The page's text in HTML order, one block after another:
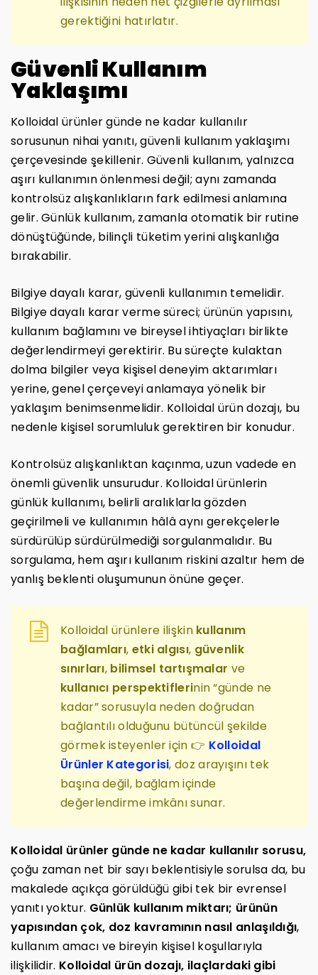
gerektiğini hatırlatır.
Güvenli Kullanım
Yaklaşımı
Kolloidal ürünler günde ne kadar kullanılır
sorusunun nihai yanıtı, güvenli kullanım yaklaşımı
çerçevesinde şekillenir. Güvenli kullanım, yalnızca
aşırı kullanımın önlenmesi değil; aynı zamanda
kontrolsüz alışkanlıkların fark edilmesi anlamına
gelir. Günlük kullanım, zamanla otomatik bir rutine
dönüştüğünde, bilinçli tüketim yerini alışkanlığa
bırakabilir.
Bilgiye dayalı karar, güvenli kullanımın temelidir.
Bilgiye dayalı karar verme süreci; ürünün yapısını,
kullanım bağlamını ve bireysel ihtiyaçları birlikte
değerlendirmeyi gerektirir. Bu süreçte kulaktan
dolma bilgiler veya kişisel deneyim aktarımları
yerine, genel çerçeveyi anlamaya yönelik bir
yaklaşım benimsenmelidir. Kolloidal ürün dozajı, bu
nedenle kişisel sorumluluk gerektiren bir konudur.
Kontrolsüz alışkanlıktan kaçınma, uzun vadede en
önemli güvenlik unsurudur. Kolloidal ürünlerin
günlük kullanımı, belirli aralıklarla gözden
geçirilmeli ve kullanımın hâlâ aynı gerekçelerle
sürdürülüp sürdürülmediği sorgulanmalıdır. Bu
sorgulama, hem aşırı kullanım riskini azaltır hem de
yanlış beklenti oluşumunun önüne geçer.
Kolloidal ürünlere ilişkin kullanım
bağlamları, etki algısı, güvenlik
sınırları, bilimsel tartışmalar ve
kullanıcı perspektiflerinin “günde ne
kadar” sorusuyla neden doğrudan
bağlantılı olduğunu bütüncül şekilde
görmek isteyenler için 👉 Kolloidal
Ürünler Kategorisi, doz arayışını tek
başına değil, bağlam içinde
değerlendirme imkânı sunar.
Kolloidal ürünler günde ne kadar kullanılır sorusu,
çoğu zaman net bir sayı beklentisiyle sorulsa da, bu
makalede açıkça görüldüğü gibi tek bir evrensel
yanıtı yoktur. Günlük kullanım miktarı; ürünün
yapısından çok, doz kavramının nasıl anlaşıldığı,
kullanım amacı ve bireyin kişisel koşullarıyla
ilişkilidir. Kolloidal ürün dozajı, ilaçlardaki gibi